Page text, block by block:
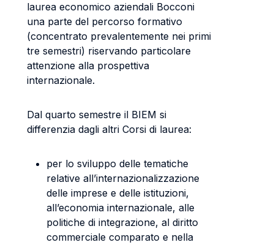
laurea economico aziendali Bocconi
una parte del percorso formativo
(concentrato prevalentemente nei primi
tre semestri) riservando particolare
attenzione alla prospettiva
internazionale.
Dal quarto semestre il BIEM si
differenzia dagli altri Corsi di laurea:
per lo sviluppo delle tematiche
relative all’internazionalizzazione
delle imprese e delle istituzioni,
all’economia internazionale, alle
politiche di integrazione, al diritto
commerciale comparato e nella